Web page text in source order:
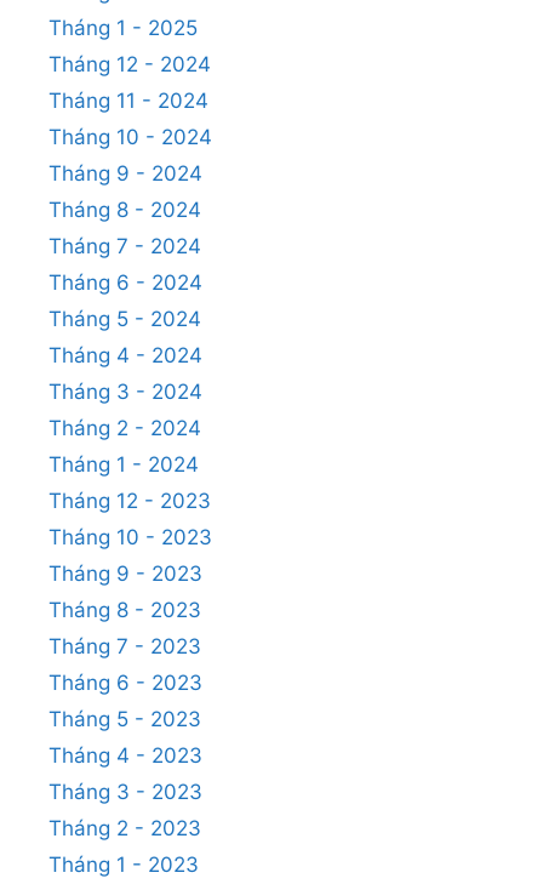
Tháng 1 - 2025
Tháng 12 - 2024
Tháng 11 - 2024
Tháng 10 - 2024
Tháng 9 - 2024
Tháng 8 - 2024
Tháng 7 - 2024
Tháng 6 - 2024
Tháng 5 - 2024
Tháng 4 - 2024
Tháng 3 - 2024
Tháng 2 - 2024
Tháng 1 - 2024
Tháng 12 - 2023
Tháng 10 - 2023
Tháng 9 - 2023
Tháng 8 - 2023
Tháng 7 - 2023
Tháng 6 - 2023
Tháng 5 - 2023
Tháng 4 - 2023
Tháng 3 - 2023
Tháng 2 - 2023
Tháng 1 - 2023